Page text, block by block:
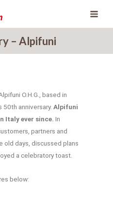
– Alpifuni
O.H.G., based in
anniversary. Alpifuni
Italy ever since. In
partners and
old days, discussed plans
a celebratory toast.
below: